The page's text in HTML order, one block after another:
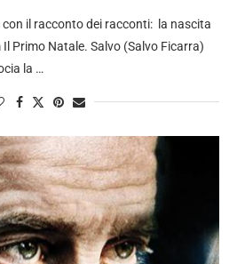
il racconto dei racconti: la nascita
Primo Natale. Salvo (Salvo Ficarra)
la …